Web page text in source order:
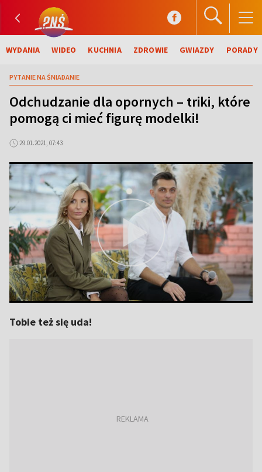
WYDANIA WIDEO KUCHNIA ZDROWIE GWIAZDY PORADY
PYTANIE NA ŚNIADANIE
Odchudzanie dla opornych – triki, które
pomogą ci mieć figurę modelki!
29.01.2021, 07:43
Tobie też się uda!